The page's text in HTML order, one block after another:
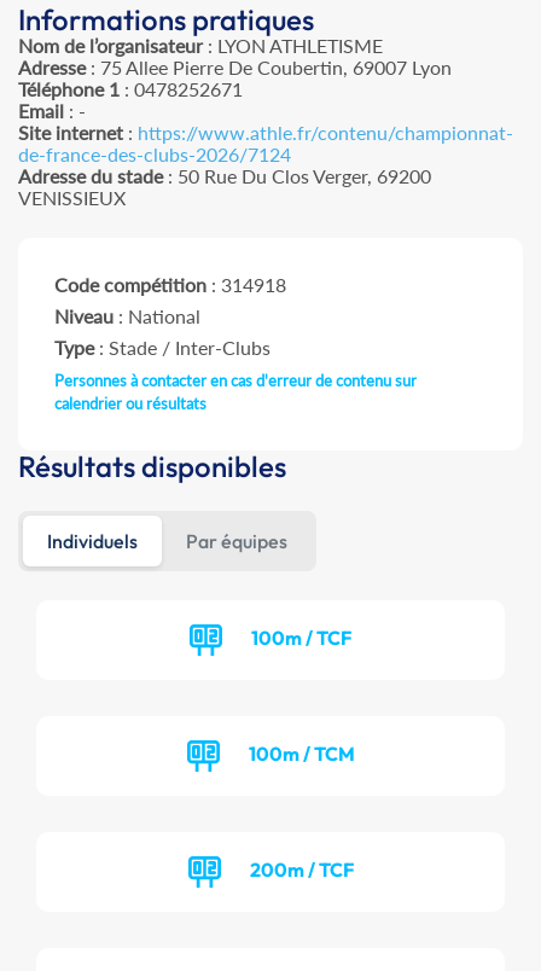
Informations pratiques
Nom de l’organisateur: LYON ATHLETISME
Adresse: 75 Allee Pierre De Coubertin, 69007 Lyon
Téléphone 1 : 0478252671
Email : -
Site internet : https://www.athle.fr/contenu/championnat-
de-france-des-clubs-2026/7124
Adresse du stade: 50 Rue Du Clos Verger, 69200
VENISSIEUX
Code compétition : 314918
Niveau : National
Type: Stade / Inter-Clubs
Personnes à contacter en cas d'erreur de contenu sur
calendrier ou résultats
Résultats disponibles
Individuels Par équipes
100m / TCF
100m / TCM
200m / TCF